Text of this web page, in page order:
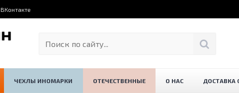
ВКонтакте
ЧЕХЛЫ ИНОМАРКИ ОТЕЧЕСТВЕННЫЕ О НАС ДОСТАВКА